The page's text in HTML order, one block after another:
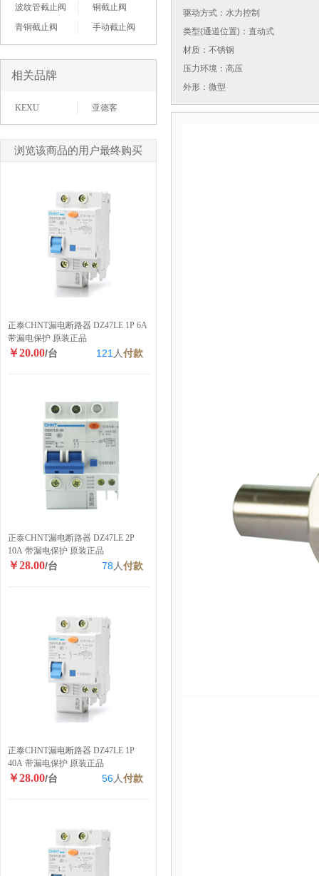
波纹管截止阀
铜截止阀
青铜截止阀
手动截止阀
相关品牌
KEXU 亚德客
浏览该商品的用户最终购买
正泰CHNT漏电断路器 DZ47LE 1P 6A
带漏电保护 原装正品
￥20.00/台 121 人付款
正泰CHNT漏电断路器 DZ47LE 2P
10A 带漏电保护 原装正品
￥28.00/台 78 人付款
正泰CHNT漏电断路器 DZ47LE 1P
40A 带漏电保护 原装正品
￥28.00/台 56人付款
驱动方式：水力控制
类型(通道位置)：直动式
材质：不锈钢
压力环境：高压
外形：微型